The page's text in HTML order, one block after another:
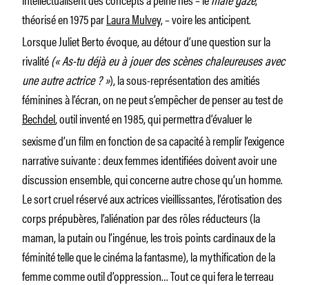
théorisé en 1975 parLaura Mulvey, – voire les anticipent.
Lorsque Juliet Berto évoque, au détour d’une question sur la
rivalité(« As-tu déjà eu à jouer des scènes chaleureuses avec
une autre actrice ? »), la sous-représentation des amitiés
féminines à l’écran, on ne peut s’empêcher de penser au test de
Bechdel, outil inventé en 1985, qui permettra d’évaluer le
sexisme d’un film en fonction de sa capacité à remplir l’exigence
narrative suivante : deux femmes identifiées doivent avoir une
discussion ensemble, qui concerne autre chose qu’un homme.
Le sort cruel réservé aux actrices vieillissantes, l’érotisation des
corps prépubères, l’aliénation par des rôles réducteurs (la
maman, la putain ou l’ingénue, les trois points cardinaux de la
féminité telle que le cinéma la fantasme), la mythification de la
femme comme outil d’oppression… Tout ce qui fera le terreau